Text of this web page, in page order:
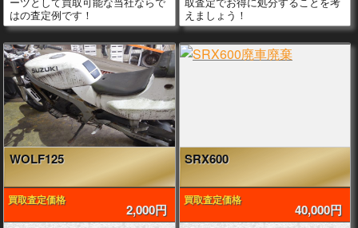
はの査定例です！
えましょう！
WOLF125
買取査定価格
2,000円
SRX600
買取査定価格
40,000円